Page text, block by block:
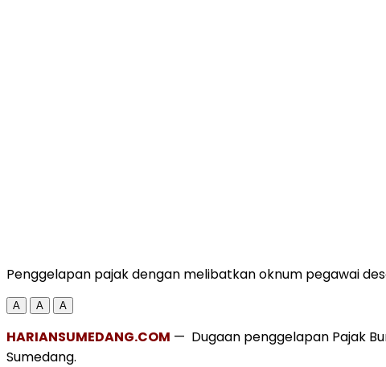
Penggelapan pajak dengan melibatkan oknum pegawai
A A A
HARIANSUMEDANG.COM — Dugaan penggelapan Pajak
Sumedang.